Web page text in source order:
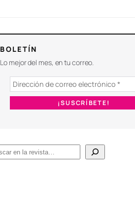
BOLETÍN
Lo mejor del mes, en tu correo.